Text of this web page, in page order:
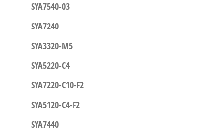
SYA7540-03
SYA7240
SYA3320-M5
SYA5220-C4
SYA7220-C10-F2
SYA5120-C4-F2
SYA7440